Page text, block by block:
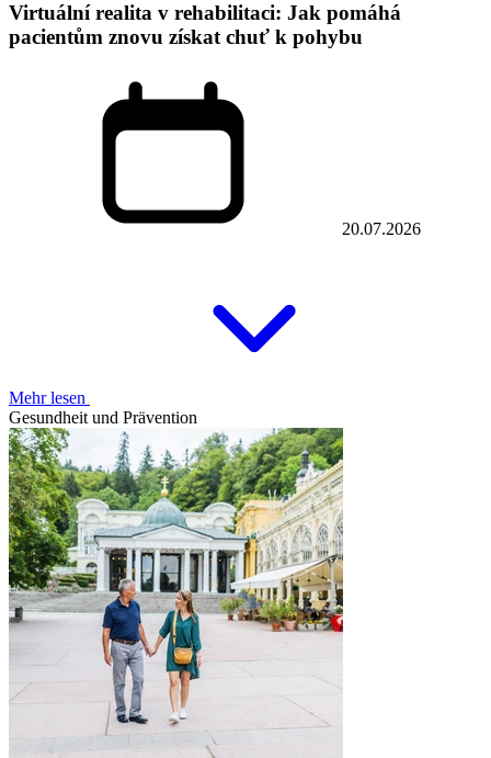
Virtuální realita v rehabilitaci: Jak pomáhá
pacientům znovu získat chuť k pohybu
20.07.2026
Mehr lesen
Gesundheit und Prävention